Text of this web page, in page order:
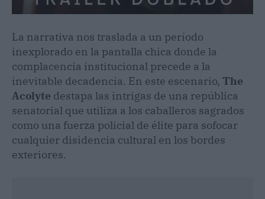
La narrativa nos traslada a un período
inexplorado en la pantalla chica donde la
complacencia institucional precede a la
inevitable decadencia. En este escenario, The
Acolyte destapa las intrigas de una república
senatorial que utiliza a los caballeros sagrados
como una fuerza policial de élite para sofocar
cualquier disidencia cultural en los bordes
exteriores.